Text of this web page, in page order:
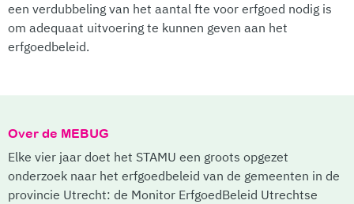
een verdubbeling van het aantal fte voor erfgoed nodig is
om adequaat uitvoering te kunnen geven aan het
erfgoedbeleid.
Over de MEBUG
Elke vier jaar doet het STAMU een groots opgezet
onderzoek naar het erfgoedbeleid van de gemeenten in de
provincie Utrecht: de Monitor ErfgoedBeleid Utrechtse